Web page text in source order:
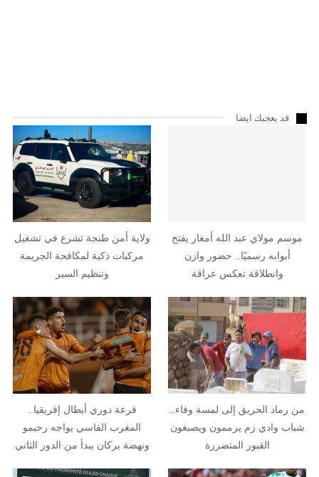
قد يعجبك ايضا
موسم مولاي عبد الله أمغار يفتح
أبوابه رسميًا.. حضور وازن
وانطلاقة تعكس عراقة
ولاية أمن طنجة تشرع في تشغيل
مركبات ذكية لمكافحة الجريمة
وتنظيم السير
من رماد الحريق إلى لمسة وفاء..
شباب وادي زم يرممون ويصبغون
القبور المتضررة
قرعة دوري أبطال إفريقيا..
المغرب الفاسي يواجه رحيمو
ونهضة بركان يبدأ من الدور الثاني